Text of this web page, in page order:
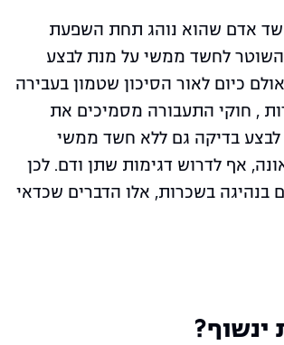
אדם שהוא נוהג תחת השפעת
השוטר לחשד ממשי על מנת לבצע
כיום לאור הסיכון שטמון בעבירה
, חוקי התעבורה מסמיכים את
בדיקה גם ללא חשד ממשי
אף לדרוש דגימות שתן ודם. לכן
בנהיגה בשכרות, אלו הדברים שכדאי
ינשוף?